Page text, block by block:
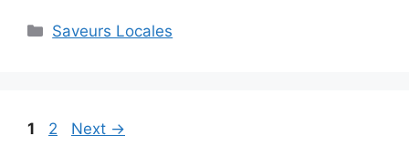
Categories
Saveurs Locales
Page
1 Page
2 Next →